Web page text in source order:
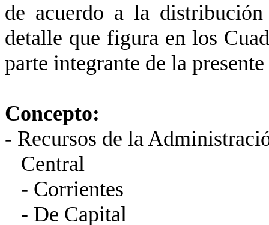
de acuerdo a la
detalle que figura en los
parte integrante de la
Concepto:
- Recursos de la
- Corrientes
- De Capital